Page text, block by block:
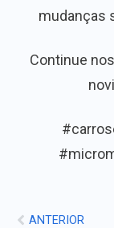
mudanças
Continue
ANTERIOR